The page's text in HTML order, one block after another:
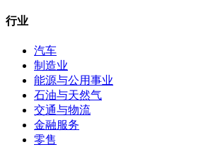
行业
汽车
制造业
能源与公用事业
石油与天然气
交通与物流
金融服务
零售